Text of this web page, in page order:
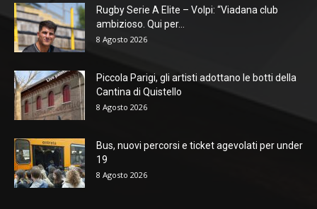
Rugby Serie A Elite – Volpi: “Viadana club
ambizioso. Qui per...
8 Agosto 2026
Piccola Parigi, gli artisti adottano le botti della
Cantina di Quistello
8 Agosto 2026
Bus, nuovi percorsi e ticket agevolati per under
19
8 Agosto 2026